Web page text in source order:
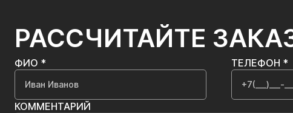
РАССЧИТАЙТЕ
ФИО * ТЕЛЕФОН *
КОММЕНТАРИЙ